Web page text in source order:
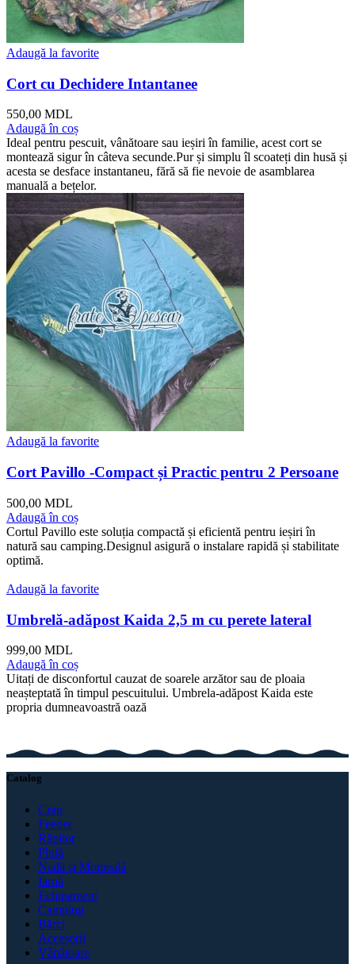
Adaugă la favorite
Cort cu Dechidere Intantanee
550,00 MDL
Adaugă în coș
Ideal pentru pescuit, vânătoare sau ieșiri în familie, acest cort se
montează sigur în câteva secunde.Pur și simplu îl scoateți din husă și
acesta se desface instantaneu, fără să fie nevoie de asamblarea
manuală a bețelor.
Adaugă la favorite
Cort Pavillo -Compact și Practic pentru 2 Persoane
500,00 MDL
Adaugă în coș
Cortul Pavillo este soluția compactă și eficientă pentru ieșiri în
natură sau camping.Designul asigură o instalare rapidă și stabilitate
optimă.
Adaugă la favorite
Umbrelă-adăpost Kaida 2,5 m cu perete lateral
999,00 MDL
Adaugă în coș
Uitați de disconfortul cauzat de soarele arzător sau de ploaia
neașteptată în timpul pescuitului. Umbrela-adăpost Kaida este
propria dumneavoastră oază
Catalog
Crap
Feeder
Răpitor
Plută
Nadă și Momeală
Iarnă
Echipament
Camping
Bărci
Accesorii
Vânătoare